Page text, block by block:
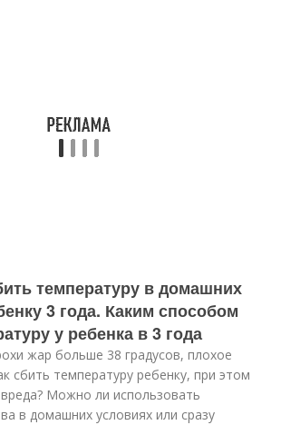
температуру в домашних
3 года. Каким способом
у ребенка в 3 года
жар больше 38 градусов, плохое
сбить температуру ребенку, при этом
Можно ли использовать
в домашних условиях или сразу